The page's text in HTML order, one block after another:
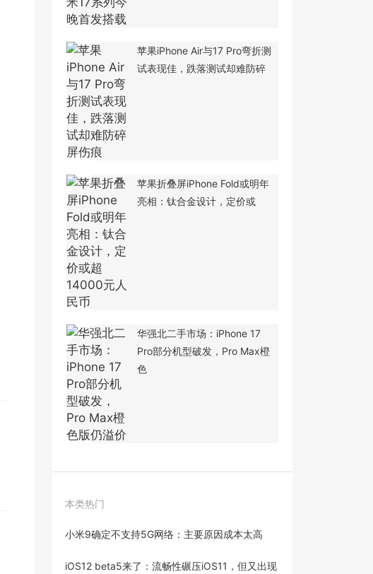
苹果iPhone Air与17 Pro弯折测
试表现佳，跌落测试却难防碎
苹果折叠屏iPhone Fold或明年
亮相：钛合金设计，定价或
华强北二手市场：iPhone 17
Pro部分机型破发，Pro Max橙
色
本类热门
小米9确定不支持5G网络：主要原因成本太高
iOS12 beta5来了：流畅性碾压iOS11，但又出现